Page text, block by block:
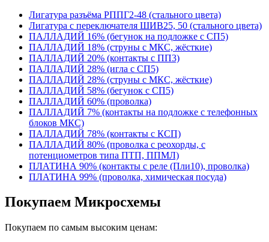
Лигатура разъёма РППГ2-48 (стального цвета)
Лигатура с переключателя ШИВ25, 50 (стального цвета)
ПАЛЛАДИЙ 16% (бегунок на подложке с СП5)
ПАЛЛАДИЙ 18% (струны с МКС, жёсткие)
ПАЛЛАДИЙ 20% (контакты с ПП3)
ПАЛЛАДИЙ 28% (игла с СП5)
ПАЛЛАДИЙ 28% (струны с МКС, жёсткие)
ПАЛЛАДИЙ 58% (бегунок с СП5)
ПАЛЛАДИЙ 60% (проволка)
ПАЛЛАДИЙ 7% (контакты на подложке с телефонных
блоков МКС)
ПАЛЛАДИЙ 78% (контакты с КСП)
ПАЛЛАДИЙ 80% (проволка с реохорды, с
потенциометров типа ПТП, ППМЛ)
ПЛАТИНА 90% (контакты с реле (Пли10), проволка)
ПЛАТИНА 99% (проволка, химическая посуда)
Покупаем Микросхемы
Покупаем по самым высоким ценам: